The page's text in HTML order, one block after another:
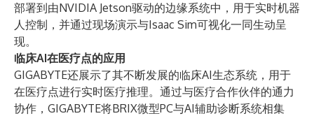
部署到由NVIDIA Jetson驱动的边缘系统中，用于实时机器
人控制，并通过现场演示与Isaac Sim可视化一同生动呈
现。
临床AI在医疗点的应用
GIGABYTE还展示了其不断发展的临床AI生态系统，用于
在医疗点进行实时医疗推理。通过与医疗合作伙伴的通力
协作，GIGABYTE将BRIX微型PC与AI辅助诊断系统相集